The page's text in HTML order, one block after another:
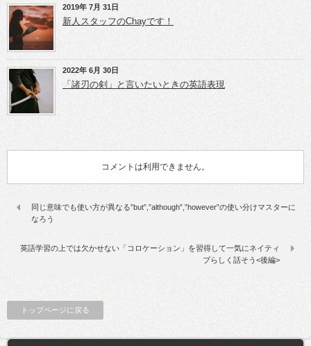
2019年 7月 31日
新人スタッフのChayです！
2022年 6月 30日
「諸刃の剣」と言いたいときの英語表現
コメントは利用できません。
同じ意味でも使い方が異なる”but”,”although”,”however”の使い分けマスターに
なろう
英語学習の上では欠かせない「コロケーション」を習得して一気にネイティ
ブらしく話そう<後編>
トップページに戻る